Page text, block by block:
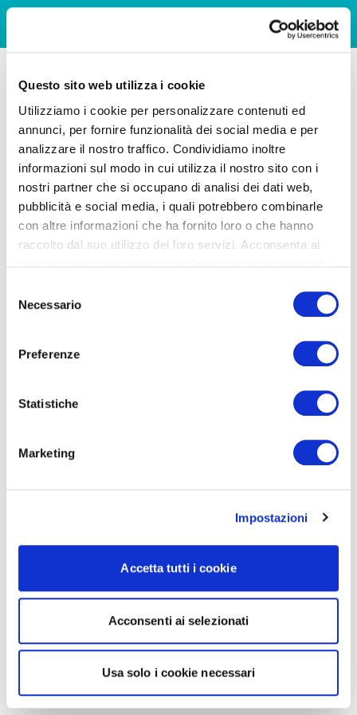
Questo sito web utilizza i cookie
Utilizziamo i cookie per personalizzare contenuti ed
annunci, per fornire funzionalità dei social media e per
analizzare il nostro traffico. Condividiamo inoltre
informazioni sul modo in cui utilizza il nostro sito con i
nostri partner che si occupano di analisi dei dati web,
pubblicità e social media, i quali potrebbero combinarle
con altre informazioni che ha fornito loro o che hanno
raccolto dal suo utilizzo dei loro servizi. Acconsenta ai
delNecessario
Preferenze
Statistiche
Marketing
Impostazioni
Accetta tutti i cookie
Acconsenti ai selezionati
Usa solo i cookie necessari